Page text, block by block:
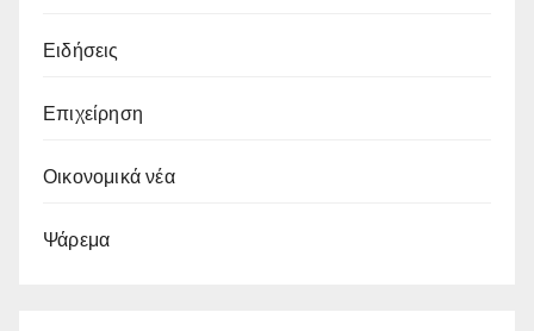
Ειδήσεις
Επιχείρηση
Οικονομικά νέα
Ψάρεμα